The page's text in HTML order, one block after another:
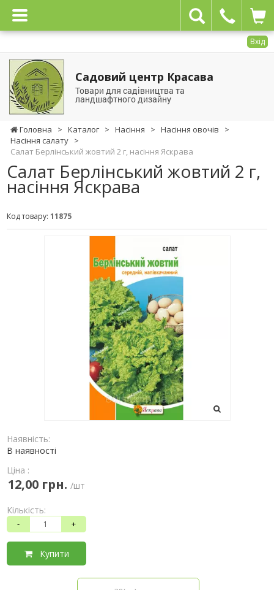
Вхід
Садовий центр Красава
Товари для садівництва та
ландшафтного дизайну
Головна > Каталог > Насіння > Насіння овочів
>
Насіння салату >
Салат Берлінський жовтий 2 г, насіння Яскрава
Салат Берлінський жовтий 2 г,
насіння Яскрава
Код товару: 11875
Наявність:
В наявності
Ціна :
12,00 грн. /шт
Кількість:
- +
Купити